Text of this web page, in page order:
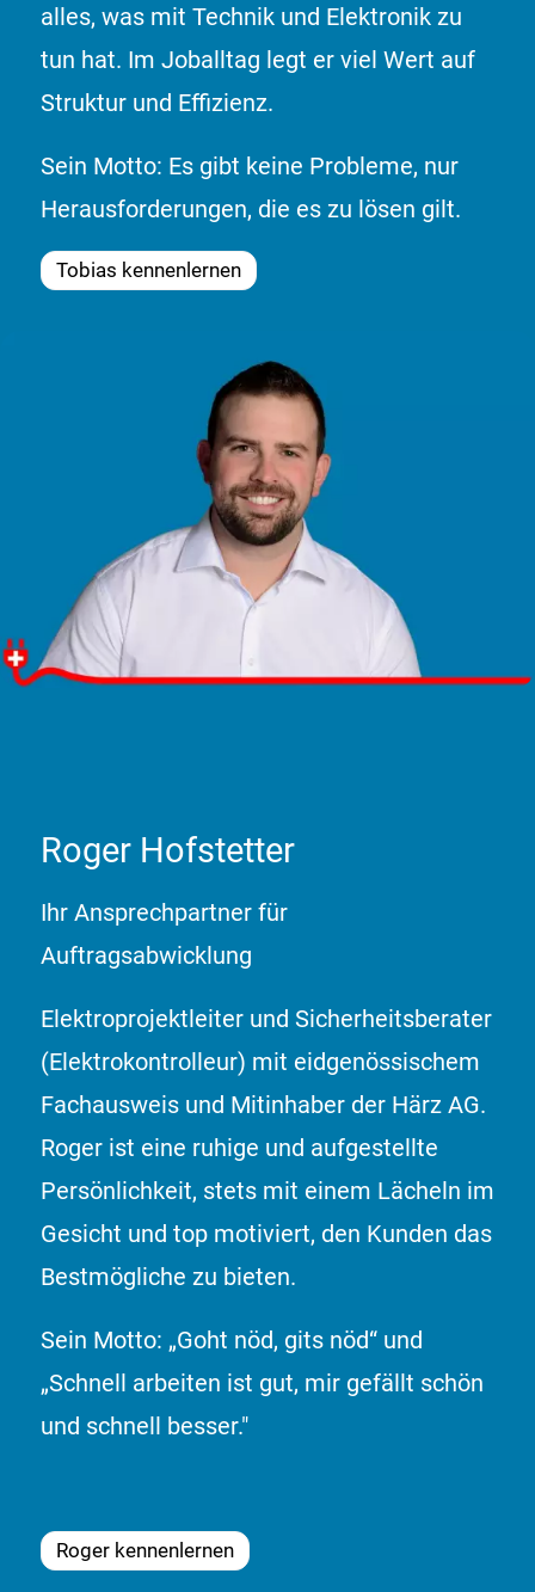
alles, was mit Technik und Elektronik zu
tun hat. Im Joballtag legt er viel Wert auf
Struktur und Effizienz.
Sein Motto: Es gibt keine Probleme, nur
Herausforderungen, die es zu lösen gilt.
Tobias kennenlernen
Roger Hofstetter
Ihr Ansprechpartner für
Auftragsabwicklung
Elektroprojektleiter und Sicherheitsberater
(Elektrokontrolleur) mit eidgenössischem
Fachausweis und Mitinhaber der Härz AG.
Roger ist eine ruhige und aufgestellte
Persönlichkeit, stets mit einem Lächeln im
Gesicht und top motiviert, den Kunden das
Bestmögliche zu bieten.
Sein Motto: „Goht nöd, gits nöd“ und
„Schnell arbeiten ist gut, mir gefällt schön
und schnell besser."
Roger kennenlernen
und klicken Sie das Foto an»